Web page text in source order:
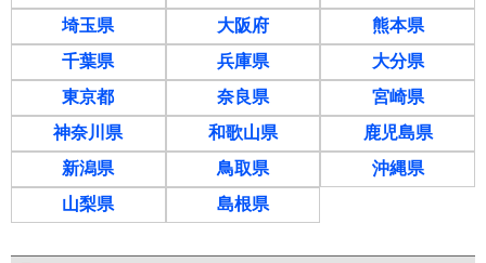
埼玉県
千葉県
東京都
神奈川県
新潟県
山梨県
大阪府
兵庫県
奈良県
和歌山県
鳥取県
島根県
熊本県
大分県
宮崎県
鹿児島県
沖縄県